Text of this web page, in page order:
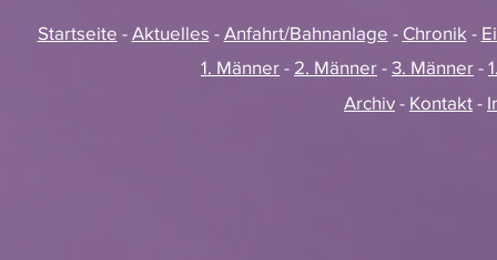
Startseite - Aktuelles - Anfahrt/Bahnanlage - Chronik -
1. Männer - 2. Männer - 3. Männer -
Archiv - Kontakt -